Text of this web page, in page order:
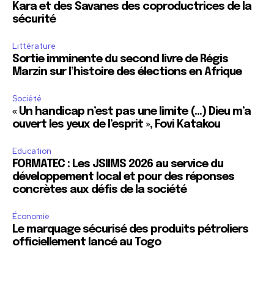
Kara et des Savanes des coproductrices de la
sécurité
Littérature
Sortie imminente du second livre de Régis
Marzin sur l’histoire des élections en Afrique
Société
« Un handicap n’est pas une limite (…) Dieu m’a
ouvert les yeux de l’esprit », Fovi Katakou
Education
FORMATEC : Les JSIIMS 2026 au service du
développement local et pour des réponses
concrètes aux défis de la société
Économie
Le marquage sécurisé des produits pétroliers
officiellement lancé au Togo